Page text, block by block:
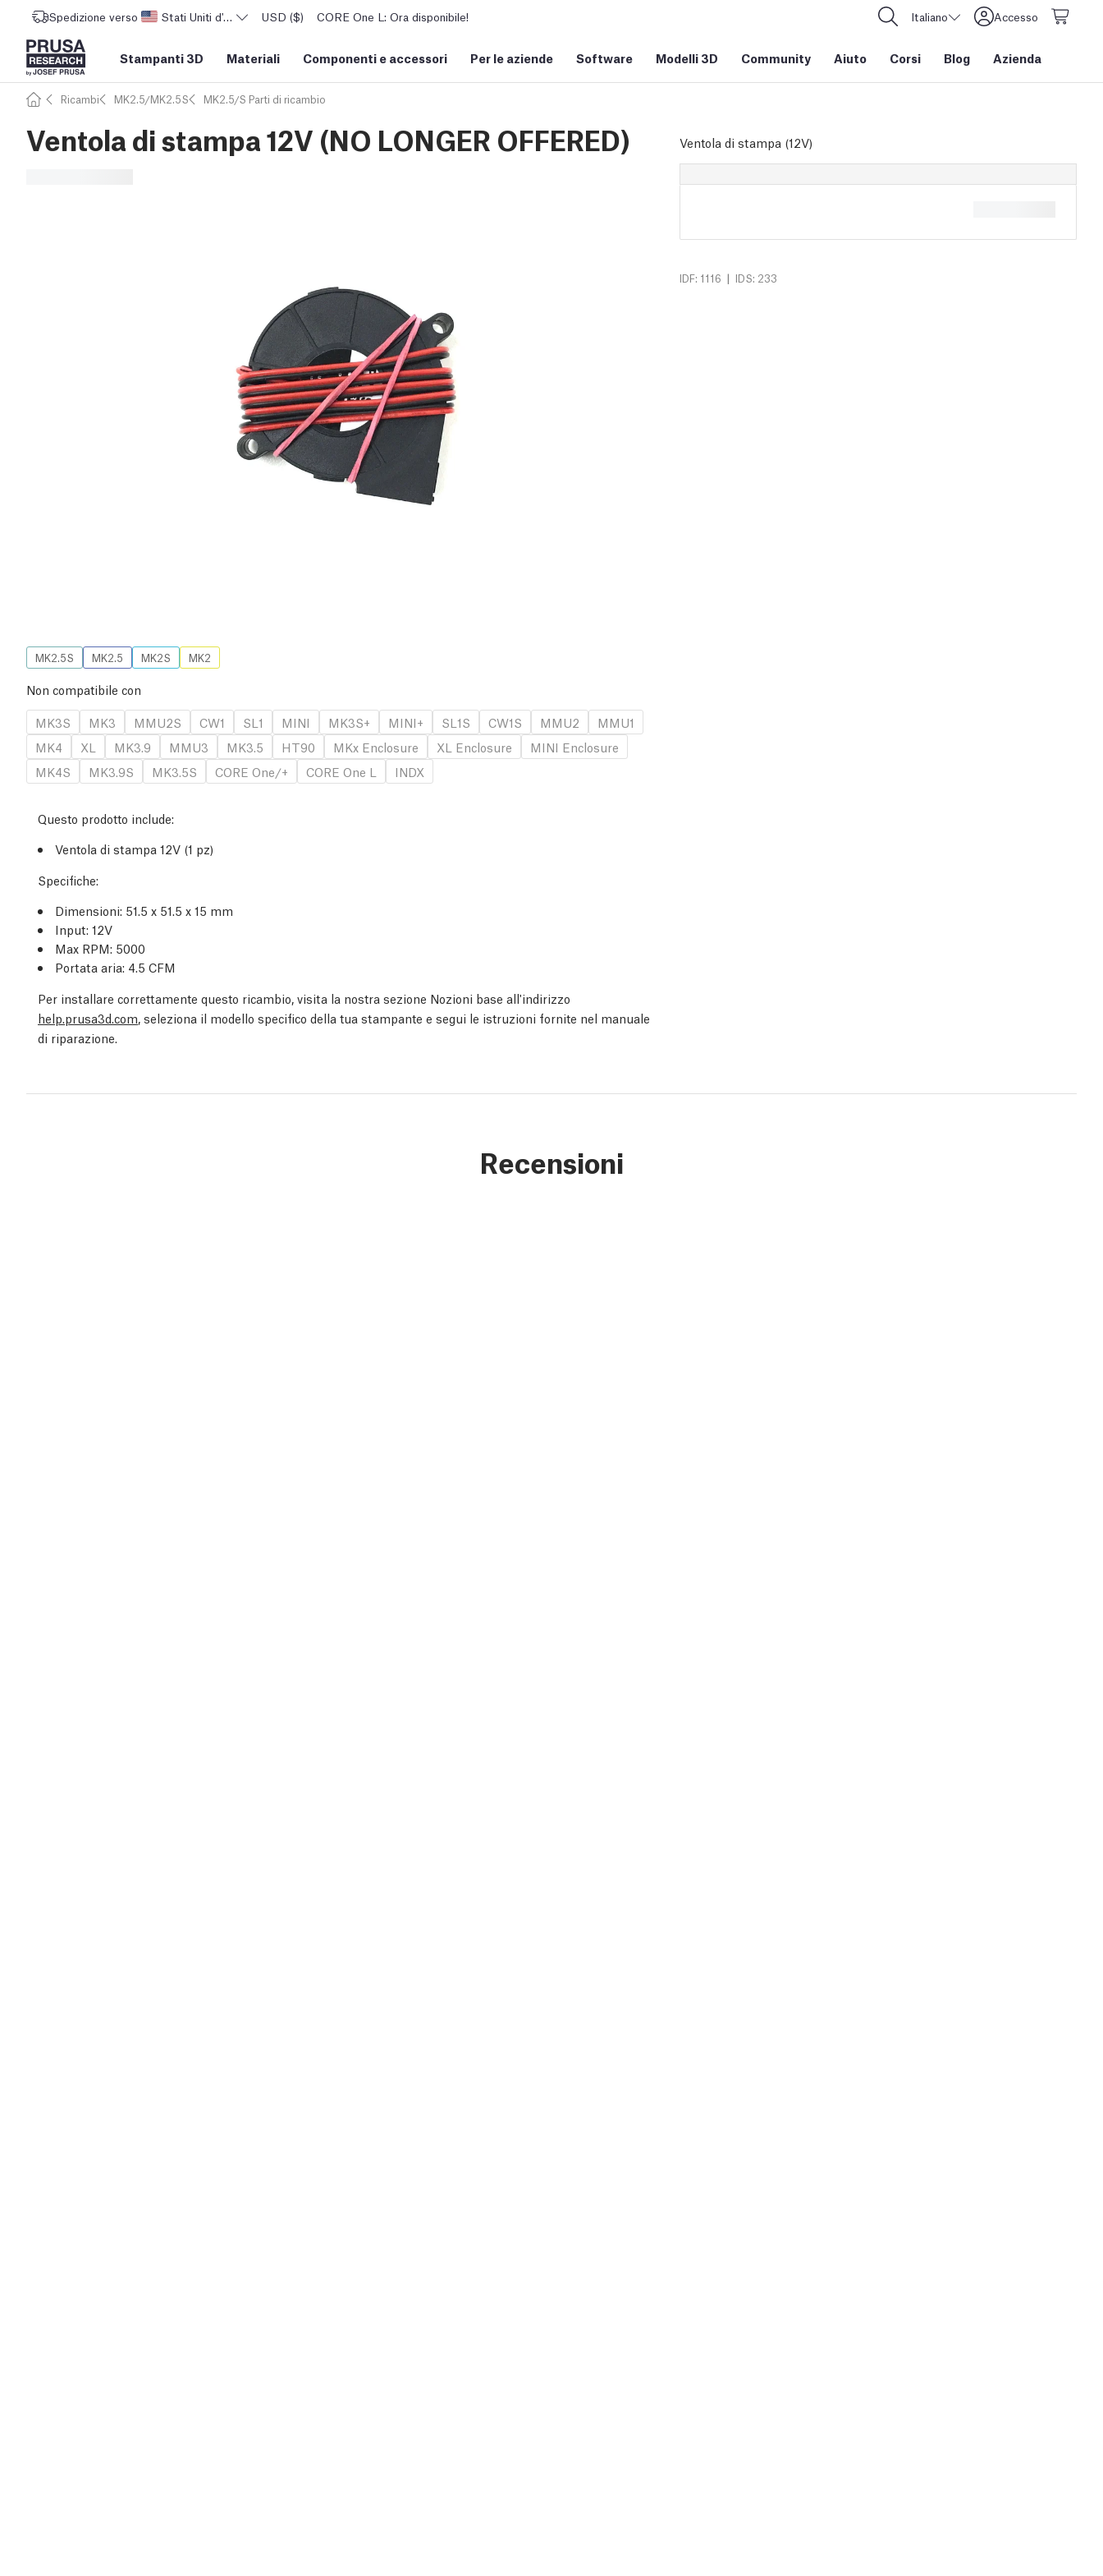
Spedizione verso Stati Uniti d'AmericaUSD ($) CORE One L: Ora disponibile! Italiano Accesso
Stampanti 3D Materiali Componenti e accessori Per le aziende Software Modelli 3D Community Aiuto Corsi Blog Azienda
Ricambi MK2.5/MK2.5S MK2.5/S Parti di ricambio
Ventola di stampa 12V (NO LONGER OFFERED) Ventola di stampa (12V)
IDF: 1116 | IDS: 233
MK2.5S MK2.5 MK2S MK2
Non compatibile con
MK3S
MK3 MMU2S CW1 SL1 MINI MK3S+ MINI+ SL1S CW1S MMU2
MMU1
MK4
XL MK3.9 MMU3 MK3.5 HT90 MKx Enclosure XL Enclosure
MINI Enclosure
MK4S
MK3.9S MK3.5S CORE One/+ CORE One L INDX
Questo prodotto include:
Ventola di stampa 12V (1 pz)
Specifiche:
Dimensioni: 51.5 x 51.5 x 15 mm
Input: 12V
Max RPM: 5000
Portata aria: 4.5 CFM
Per installare correttamente questo ricambio, visita la nostra sezione Nozioni base all'indirizzo
help.prusa3d.com, seleziona il modello specifico della tua stampante e segui le istruzioni fornite nel manuale
di riparazione.
Recensioni